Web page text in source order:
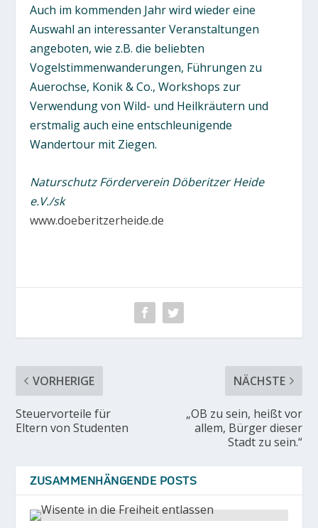
Auch im kommenden Jahr wird wieder eine
Auswahl an interessanter Veranstaltungen
angeboten, wie z.B. die beliebten
Vogelstimmenwanderungen, Führungen zu
Auerochse, Konik & Co., Workshops zur
Verwendung von Wild- und Heilkräutern und
erstmalig auch eine entschleunigende
Wandertour mit Ziegen.
Naturschutz Förderverein Döberitzer Heide
e.V./sk
www.doeberitzerheide.de
VORHERIGE
Steuervorteile für
Eltern von Studenten
NÄCHSTE
„OB zu sein, heißt vor
allem, Bürger dieser
Stadt zu sein.“
ZUSAMMENHÄNGENDE POSTS